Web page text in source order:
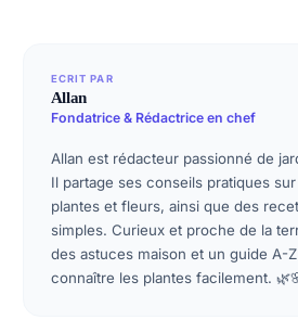
ECRIT PAR
Allan
Fondatrice & Rédactrice en chef
Allan est rédacteur passionné de
Il partage ses conseils pratiques
plantes et fleurs, ainsi que des
simples. Curieux et proche de la
des astuces maison et un guide A-
connaître les plantes facilement.